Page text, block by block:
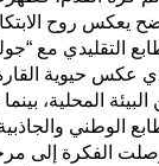
الوطني